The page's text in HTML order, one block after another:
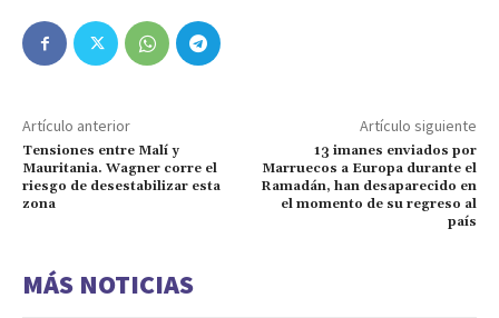
Artículo anterior
Tensiones entre Malí y
Mauritania. Wagner corre el
riesgo de desestabilizar esta
zona
Artículo siguiente
13 imanes enviados por
Marruecos a Europa durante el
Ramadán, han desaparecido en
el momento de su regreso al
país
MÁS NOTICIAS